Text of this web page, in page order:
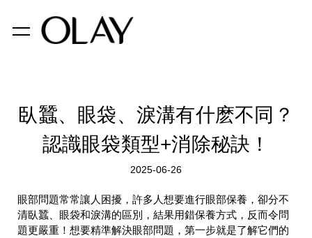
臥蠶、眼袋、淚溝有什麽不同？
認識眼袋類型+消除秘訣！
2025-06-26
眼部問題常常讓人困擾，許多人想要進行眼部保養，卻分不
清臥蠶、眼袋和淚溝的區別，結果用錯保養方式，反而令問
題更嚴重！想要精準解決眼部問題，第一步就是了解它們的